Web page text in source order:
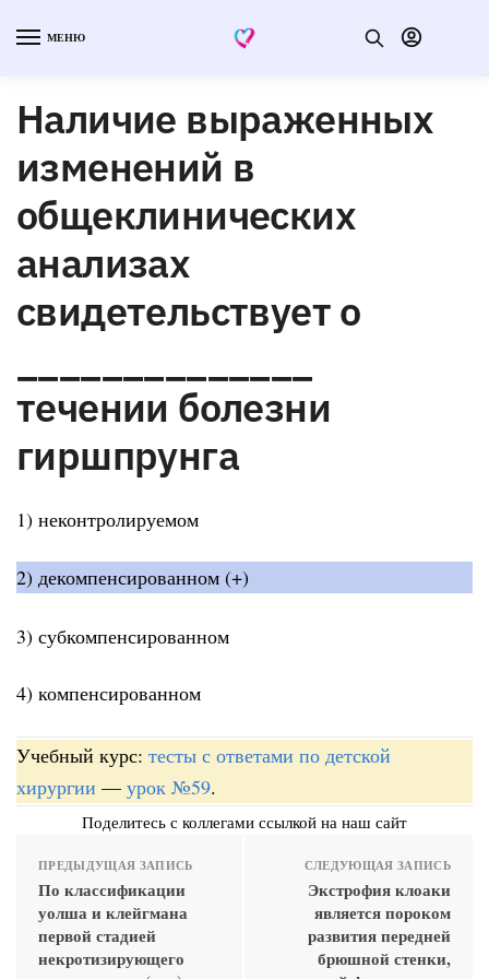
МЕНЮ
Наличие выраженных
изменений в
общеклинических
анализах
свидетельствует о
течении болезни
гиршпрунга
1) неконтролируемом
2) декомпенсированном (+)
3) субкомпенсированном
4) компенсированном
Учебный курс: тесты с ответами по детской
хирургии — урок №59.
Поделитесь с коллегами ссылкой на наш сайт
ПРЕДЫДУЩАЯ ЗАПИСЬ
По классификации
уолша и клейгмана
первой стадией
некротизирующего
СЛЕДУЮЩАЯ ЗАПИСЬ
Экстрофия клоаки
является пороком
развития передней
брюшной стенки,